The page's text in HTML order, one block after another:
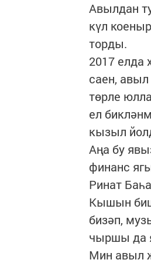
Авылдан
күл
торды.
2017 елда
саен,
төрле
ел
кызыл
Аңа бу
финанс
Ринат
Кышын
бизәп,
чыршы да
Мин авыл